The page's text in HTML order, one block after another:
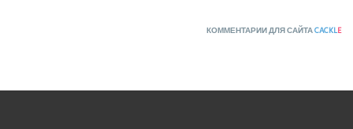
КОММЕНТАРИИ ДЛЯ САЙТАCACKLE